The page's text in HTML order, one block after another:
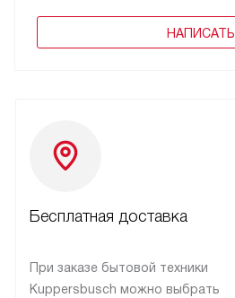
НАПИСАТЬ
Бесплатная доставка
При заказе бытовой техники
Kuppersbusch можно выбрать